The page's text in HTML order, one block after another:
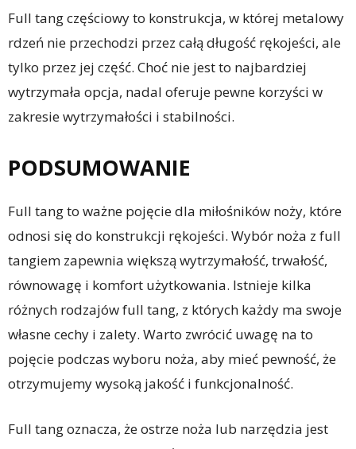
Full tang częściowy to konstrukcja, w której metalowy
rdzeń nie przechodzi przez całą długość rękojeści, ale
tylko przez jej część. Choć nie jest to najbardziej
wytrzymała opcja, nadal oferuje pewne korzyści w
zakresie wytrzymałości i stabilności.
PODSUMOWANIE
Full tang to ważne pojęcie dla miłośników noży, które
odnosi się do konstrukcji rękojeści. Wybór noża z full
tangiem zapewnia większą wytrzymałość, trwałość,
równowagę i komfort użytkowania. Istnieje kilka
różnych rodzajów full tang, z których każdy ma swoje
własne cechy i zalety. Warto zwrócić uwagę na to
pojęcie podczas wyboru noża, aby mieć pewność, że
otrzymujemy wysoką jakość i funkcjonalność.
Full tang oznacza, że ostrze noża lub narzędzia jest